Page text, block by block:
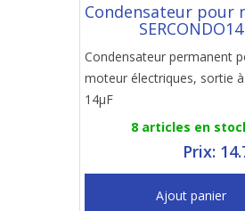
Condensateur pour
SERCONDO14
Condensateur permanent
moteur électriques, sortie
14µF
8 articles en
Prix:
Ajout panier